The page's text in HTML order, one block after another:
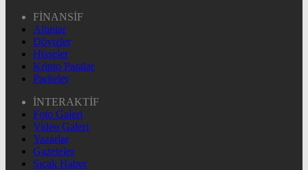
FİNANSİF
Altınlar
Dövizler
Hisseler
Kripto Paralar
Pariteler
İNTERAKTİF
Foto Galeri
Video Galeri
Yazarlar
Gazeteler
Sıcak Haber